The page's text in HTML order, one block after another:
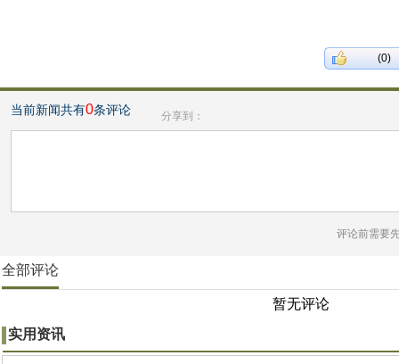
(0)
当前新闻共有0条评论 分享到：
评论前需要
全部评论
暂无评论
实用资讯